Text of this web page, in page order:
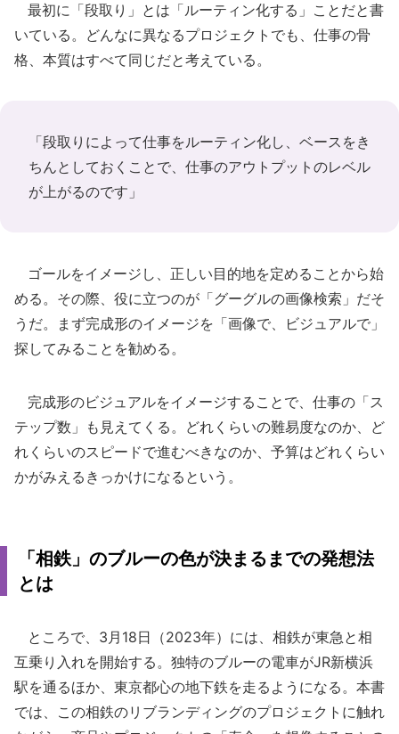
最初に「段取り」とは「ルーティン化する」ことだと書
いている。どんなに異なるプロジェクトでも、仕事の骨
格、本質はすべて同じだと考えている。
「段取りによって仕事をルーティン化し、ベースをき
ちんとしておくことで、仕事のアウトプットのレベル
が上がるのです」
ゴールをイメージし、正しい目的地を定めることから始
める。その際、役に立つのが「グーグルの画像検索」だそ
うだ。まず完成形のイメージを「画像で、ビジュアルで」
探してみることを勧める。
完成形のビジュアルをイメージすることで、仕事の「ス
テップ数」も見えてくる。どれくらいの難易度なのか、ど
れくらいのスピードで進むべきなのか、予算はどれくらい
かがみえるきっかけになるという。
「相鉄」のブルーの色が決まるまでの発想法
とは
ところで、3月18日（2023年）には、相鉄が東急と相
互乗り入れを開始する。独特のブルーの電車がJR新横浜
駅を通るほか、東京都心の地下鉄を走るようになる。本書
では、この相鉄のリブランディングのプロジェクトに触れ